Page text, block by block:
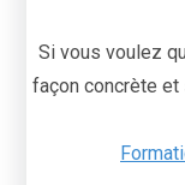
Si vous voulez
façon concrète